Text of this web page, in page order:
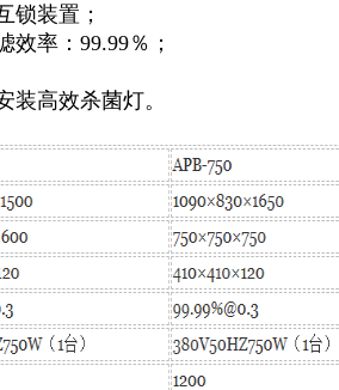
锁装置；
率：99.99％；
装高效杀菌灯。